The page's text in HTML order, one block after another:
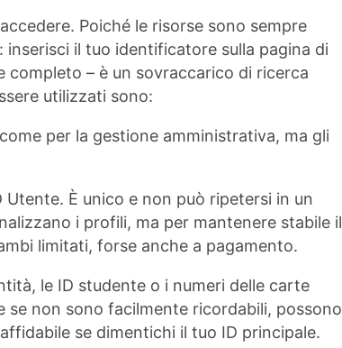
Poiché le risorse sono sempre
inserisci il tuo identificatore sulla pagina di
completo – è un sovraccarico di ricerca
utilizzati sono:
per la gestione amministrativa, ma gli
È unico e non può ripetersi in un
i profili, ma per mantenere stabile il
limitati, forse anche a pagamento.
le ID studente o i numeri delle carte
non sono facilmente ricordabili, possono
se dimentichi il tuo ID principale.